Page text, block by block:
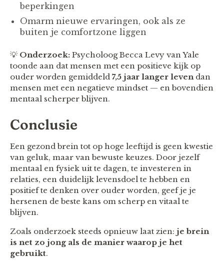
beperkingen
Omarm nieuwe ervaringen, ook als ze
buiten je comfortzone liggen
💡 Onderzoek: Psycholoog Becca Levy van Yale
toonde aan dat mensen met een positieve kijk op
ouder worden gemiddeld 7,5 jaar langer levendan
mensen met een negatieve mindset — en bovendien
mentaal scherper blijven.
Conclusie
Een gezond brein tot op hoge leeftijd is geen kwestie
van geluk, maar van bewuste keuzes. Door jezelf
mentaal en fysiek uit te dagen, te investeren in
relaties, een duidelijk levensdoel te hebben en
positief te denken over ouder worden, geef je je
hersenen de beste kans om scherp en vitaal te
blijven.
Zoals onderzoek steeds opnieuw laat zien: je brein
is net zo jong als de manier waarop je het
gebruikt.